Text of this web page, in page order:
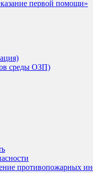
первой помощи»
среды ОЗП)
противопожарных